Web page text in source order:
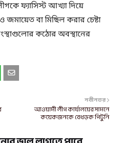
ফ্যাসিস্ট আখ্যা দিয়ে
বা মিছিল করার চেষ্টা
কঠোর অবস্থানের
নবীনতর
আওয়ামী লীগ কার্যালয়ের সামনে
কয়েকজনকে বেধড়ক পিটুনি